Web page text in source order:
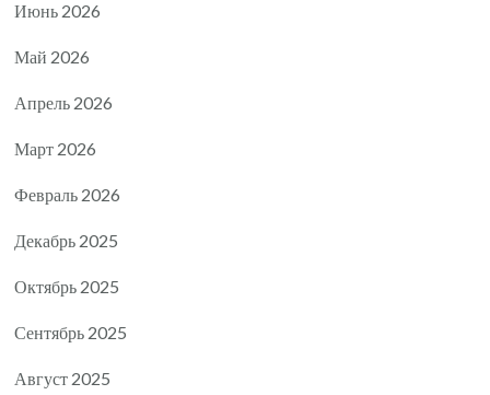
Июнь 2026
Май 2026
Апрель 2026
Март 2026
Февраль 2026
Декабрь 2025
Октябрь 2025
Сентябрь 2025
Август 2025